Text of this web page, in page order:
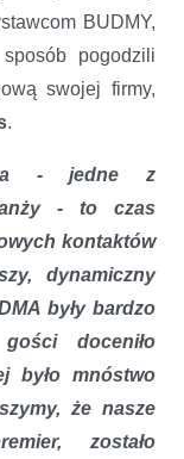
BUDMY,
pogodzili
swojej firmy,
.
- jedne z
- to czas
kontaktów
dynamiczny
były bardzo
doceniło
było mnóstwo
że nasze
zostało